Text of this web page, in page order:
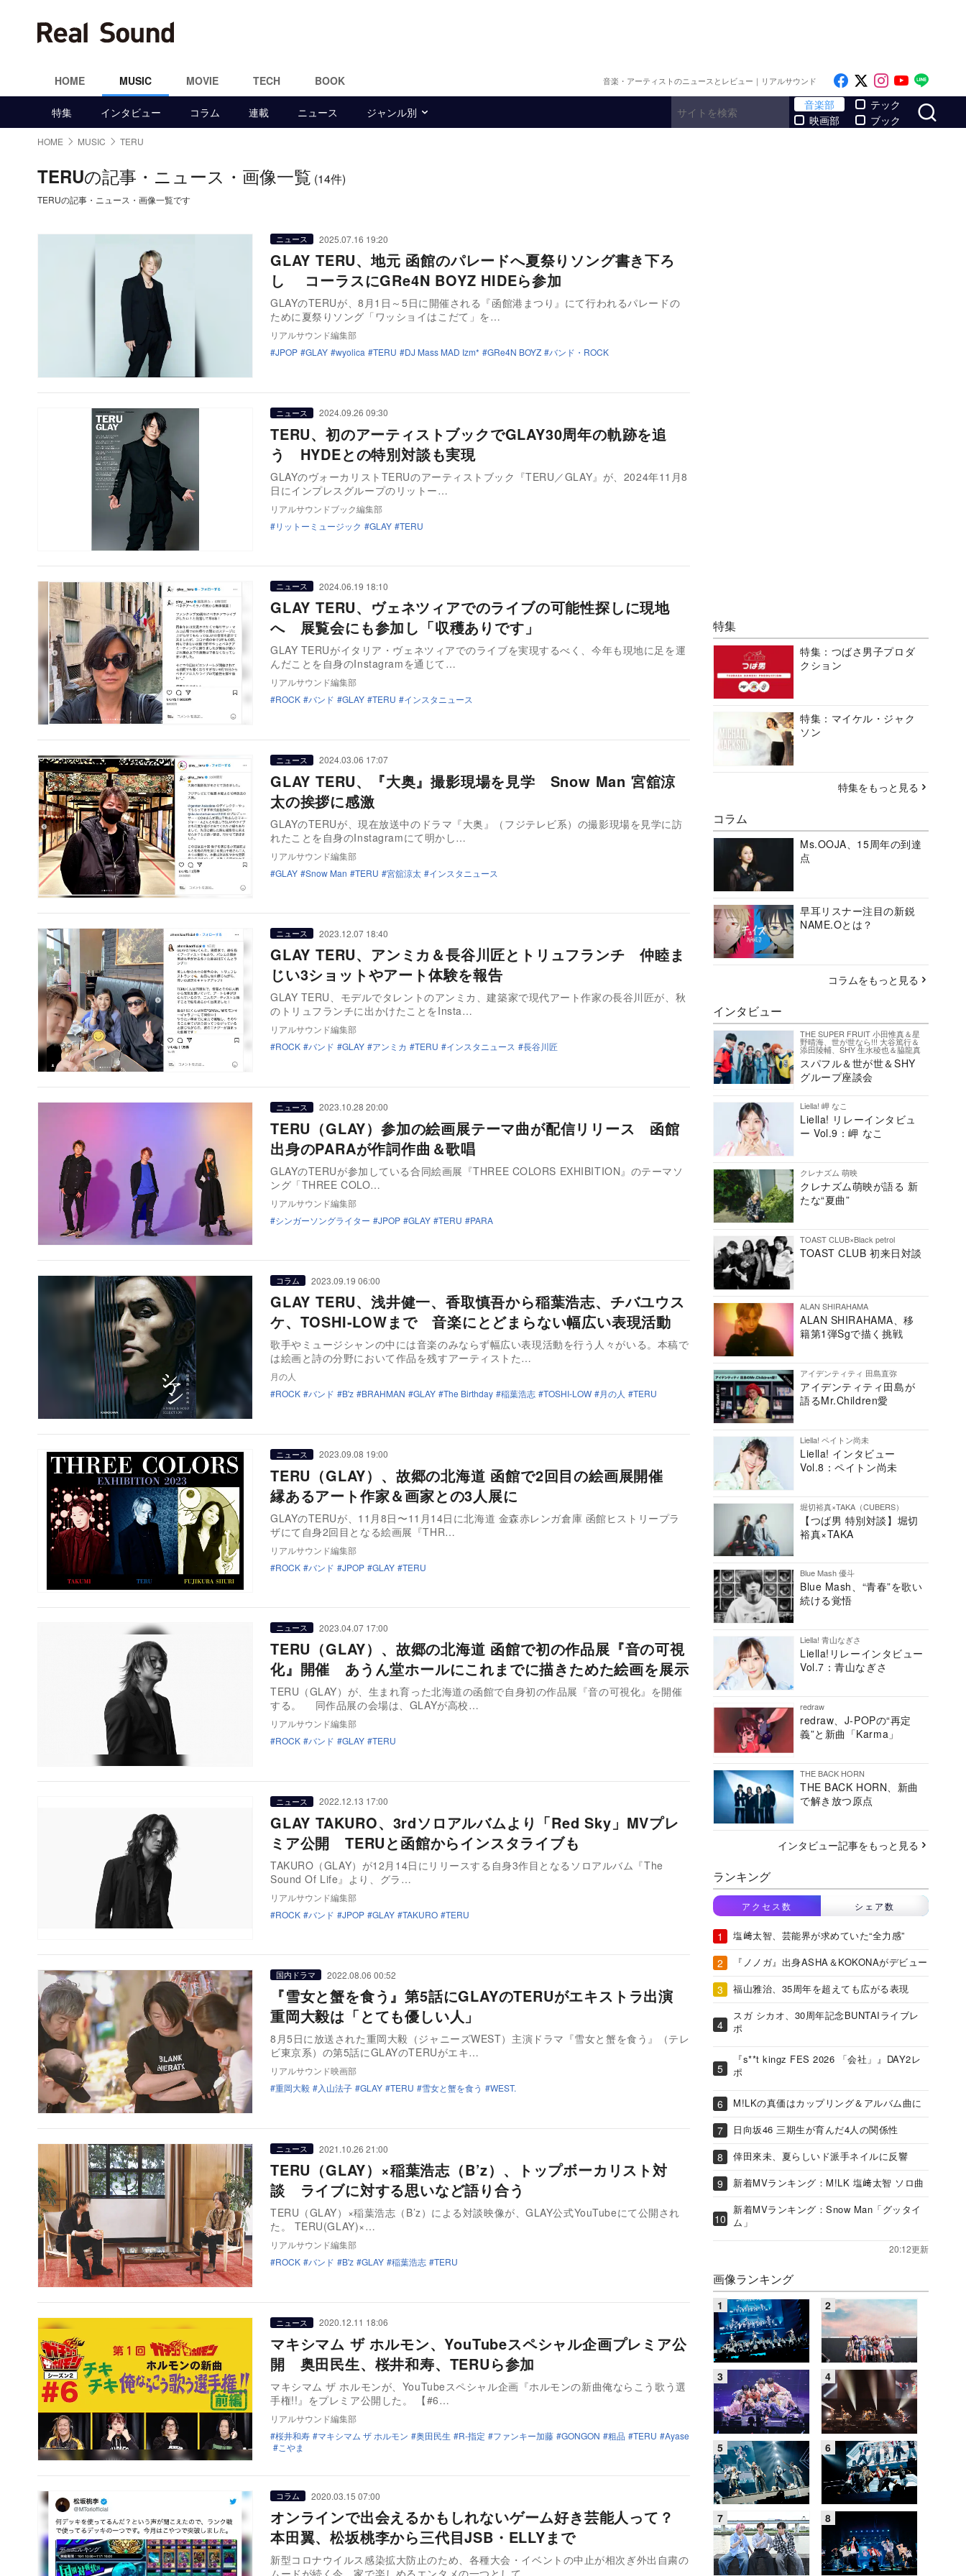
HOME MUSIC MOVIE TECH BOOK 音楽・アーティストのニュースとレビュー｜リアルサウンド Like on Facebook
Follow on x
Follow on
Follow
特集 インタビュー コラム 連載 ニュース ジャンル別
音楽部
映画部
テック
ブック
HOME MUSIC TERU
TERUの記事・ニュース・画像一覧 (14件)
TERUの記事・ニュース・画像一覧です
ニュース 2025.07.16 19:20
GLAY TERU、地元 函館のパレードへ夏祭りソング書き下ろ
し コーラスにGRe4N BOYZ HIDEら参加
GLAYのTERUが、8月1日～5日に開催される『函館港まつり』にて行われるパレードの
ために夏祭りソング「ワッショイはこだて」を…
リアルサウンド編集部
JPOP
GLAY wyolica TERU DJ Mass MAD Izm* GRe4N BOYZ バンド・ROCK
ニュース 2024.09.26 09:30
TERU、初のアーティストブックでGLAY30周年の軌跡を追
う HYDEとの特別対談も実現
GLAYのヴォーカリストTERUのアーティストブック『TERU／GLAY』が、2024年11月8
日にインプレスグループのリットー…
リアルサウンドブック編集部
リットーミュージック
GLAY TERU
ニュース 2024.06.19 18:10
GLAY TERU、ヴェネツィアでのライブの可能性探しに現地
へ 展覧会にも参加し「収穫ありです」
GLAY TERUがイタリア・ヴェネツィアでのライブを実現するべく、今年も現地に足を運
んだことを自身のInstagramを通じて…
リアルサウンド編集部
ROCK
バンド GLAY TERU インスタニュース
ニュース 2024.03.06 17:07
GLAY TERU、『大奥』撮影現場を見学 Snow Man 宮舘涼
太の挨拶に感激
GLAYのTERUが、現在放送中のドラマ『大奥』（フジテレビ系）の撮影現場を見学に訪
れたことを自身のInstagramにて明かし…
リアルサウンド編集部
GLAY
Snow Man TERU 宮舘涼太 インスタニュース
ニュース 2023.12.07 18:40
GLAY TERU、アンミカ＆長谷川匠とトリュフランチ 仲睦ま
じい3ショットやアート体験を報告
GLAY TERU、モデルでタレントのアンミカ、建築家で現代アート作家の長谷川匠が、秋
のトリュフランチに出かけたことをInsta…
リアルサウンド編集部
ROCK
バンド GLAY アンミカ TERU インスタニュース 長谷川匠
ニュース 2023.10.28 20:00
TERU（GLAY）参加の絵画展テーマ曲が配信リリース 函館
出身のPARAが作詞作曲＆歌唱
GLAYのTERUが参加している合同絵画展『THREE COLORS EXHIBITION』のテーマソ
ング「THREE COLO…
リアルサウンド編集部
シンガーソングライター
JPOP GLAY TERU PARA
コラム 2023.09.19 06:00
GLAY TERU、浅井健一、香取慎吾から稲葉浩志、チバユウス
ケ、TOSHI-LOWまで 音楽にとどまらない幅広い表現活動
歌手やミュージシャンの中には音楽のみならず幅広い表現活動を行う人々がいる。本稿で
は絵画と詩の分野において作品を残すアーティストた…
月の人
ROCK
バンド B'z BRAHMAN GLAY The Birthday 稲葉浩志 TOSHI-LOW 月の人 TERU
ニュース 2023.09.08 19:00
TERU（GLAY）、故郷の北海道 函館で2回目の絵画展開催
縁あるアート作家＆画家との3人展に
GLAYのTERUが、11月8日〜11月14日に北海道 金森赤レンガ倉庫 函館ヒストリープラ
ザにて自身2回目となる絵画展『THR…
リアルサウンド編集部
ROCK
バンド JPOP GLAY TERU
ニュース 2023.04.07 17:00
TERU（GLAY）、故郷の北海道 函館で初の作品展『音の可視
化』開催 あうん堂ホールにこれまでに描きためた絵画を展示
TERU（GLAY）が、生まれ育った北海道の函館で自身初の作品展『音の可視化』を開催
する。 同作品展の会場は、GLAYが高校…
リアルサウンド編集部
ROCK
バンド GLAY TERU
ニュース 2022.12.13 17:00
GLAY TAKURO、3rdソロアルバムより「Red Sky」MVプレ
ミア公開 TERUと函館からインスタライブも
TAKURO（GLAY）が12月14日にリリースする自身3作目となるソロアルバム『The
Sound Of Life』より、グラ…
リアルサウンド編集部
ROCK
バンド JPOP GLAY TAKURO TERU
国内ドラマ 2022.08.06 00:52
『雪女と蟹を食う』第5話にGLAYのTERUがエキストラ出演
重岡大毅は「とても優しい人」
8月5日に放送された重岡大毅（ジャニーズWEST）主演ドラマ『雪女と蟹を食う』（テレ
ビ東京系）の第5話にGLAYのTERUがエキ…
リアルサウンド映画部
重岡大毅
入山法子 GLAY TERU 雪女と蟹を食う WEST.
ニュース 2021.10.26 21:00
TERU（GLAY）×稲葉浩志（B’z）、トップボーカリスト対
談 ライブに対する思いなど語り合う
TERU（GLAY）×稲葉浩志（B’z）による対談映像が、GLAY公式YouTubeにて公開され
た。 TERU(GLAY)×…
リアルサウンド編集部
ROCK
バンド B'z GLAY 稲葉浩志 TERU
ニュース 2020.12.11 18:06
マキシマム ザ ホルモン、YouTubeスペシャル企画プレミア公
開 奥田民生、桜井和寿、TERUら参加
マキシマム ザ ホルモンが、YouTubeスペシャル企画『ホルモンの新曲俺ならこう歌う選
手権!!』をプレミア公開した。 【#6…
リアルサウンド編集部
桜井和寿
マキシマム ザ ホルモン 奥田民生 R-指定 ファンキー加藤 GONGON 粗品 TERU
Ayase
こやま
コラム 2020.03.15 07:00
オンラインで出会えるかもしれないゲーム好き芸能人って？
本田翼、松坂桃李から三代目JSB・ELLYまで
新型コロナウイルス感染拡大防止のため、各種大会・イベントの中止が相次ぎ外出自粛の
特集
特集：つばさ男子プロダ
クション
特集：マイケル・ジャク
ソン
特集をもっと見る
コラム
Ms.OOJA、15周年の到達
点
早耳リスナー注目の新鋭
NAME.Oとは？
コラムをもっと見る
インタビュー
THE SUPER FRUIT 小田惟真＆星
野晴海、世が世なら!!! 大谷篤行＆
添田陵輔、SHY 生水稜也＆脇龍真
スパフル＆世が世＆SHY
グループ座談会
Liella! 岬 なこ
Liella! リレーインタビュ
ー Vol.9：岬 なこ
クレナズム 萌映
クレナズム萌映が語る 新
たな“夏曲”
TOAST CLUB×Black petrol
TOAST CLUB 初来日対談
ALAN SHIRAHAMA
ALAN SHIRAHAMA、移
籍第1弾Sgで描く挑戦
アイデンティティ 田島直弥
アイデンティティ田島が
語るMr.Children愛
Liella! ペイトン尚未
Liella! インタビュー
Vol.8：ペイトン尚未
堀切裕真×TAKA（CUBERS）
【つば男 特別対談】堀切
裕真×TAKA
Blue Mash 優斗
Blue Mash、“青春”を歌い
続ける覚悟
Liella! 青山なぎさ
Liella!リレーインタビュー
Vol.7：青山なぎさ
redraw
redraw、J-POPの“再定
義”と新曲「Karma」
THE BACK HORN
THE BACK HORN、新曲
で解き放つ原点
インタビュー記事をもっと見る
ランキング
アクセス数 シェア数
塩﨑太智、芸能界が求めていた“全力感”
『ノノガ』出身ASHA＆KOKONAがデビュー
福山雅治、35周年を超えても広がる表現
スガ シカオ、30周年記念BUNTAIライブレ
ポ
『s**t kingz FES 2026 「会社」』DAY2レ
ポ
M!LKの真価はカップリング＆アルバム曲に
日向坂46 三期生が育んだ4人の関係性
倖田來未、夏らしいド派手ネイルに反響
新着MVランキング：M!LK 塩﨑太智 ソロ曲
新着MVランキング：Snow Man「グッタイ
ム」
20:12更新
画像ランキング